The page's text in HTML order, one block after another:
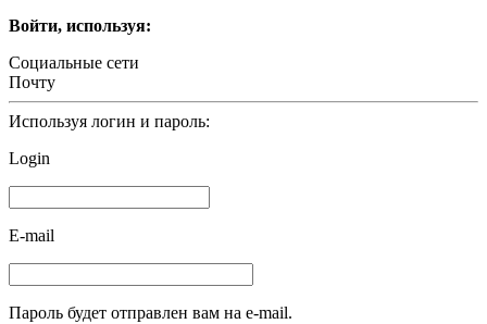
Войти, используя:
Социальные сети
Почту
Используя логин и пароль:
Login
E-mail
Пароль будет отправлен вам на e-mail.